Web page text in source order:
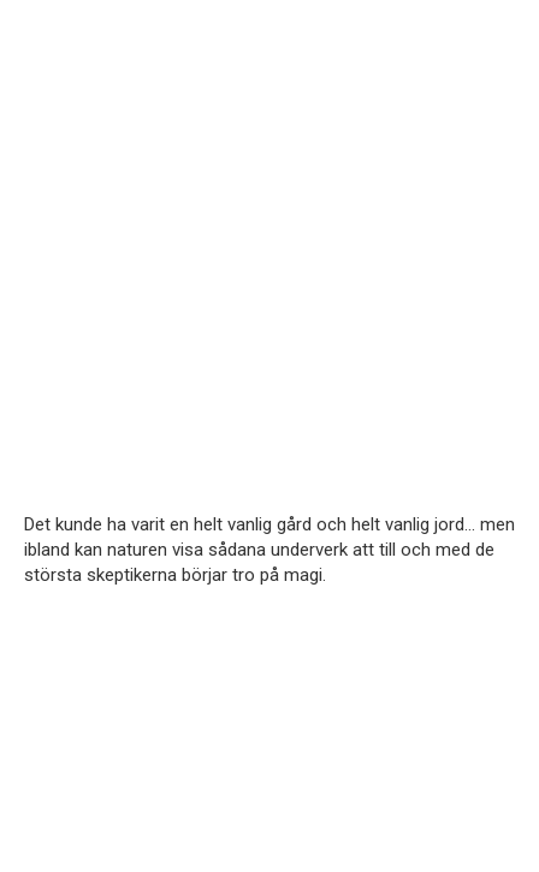
Det kunde ha varit en helt vanlig gård och helt vanlig jord… men
ibland kan naturen visa sådana underverk att till och med de
största skeptikerna börjar tro på magi.